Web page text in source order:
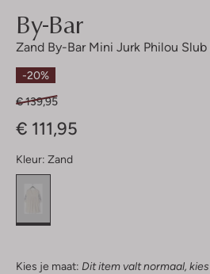
By-Bar
Zand By-Bar Mini Jurk Philou Slub
-20%
€ 139,95
€ 111,95
Kleur: Zand
Kies je maat: Dit item valt normaal,